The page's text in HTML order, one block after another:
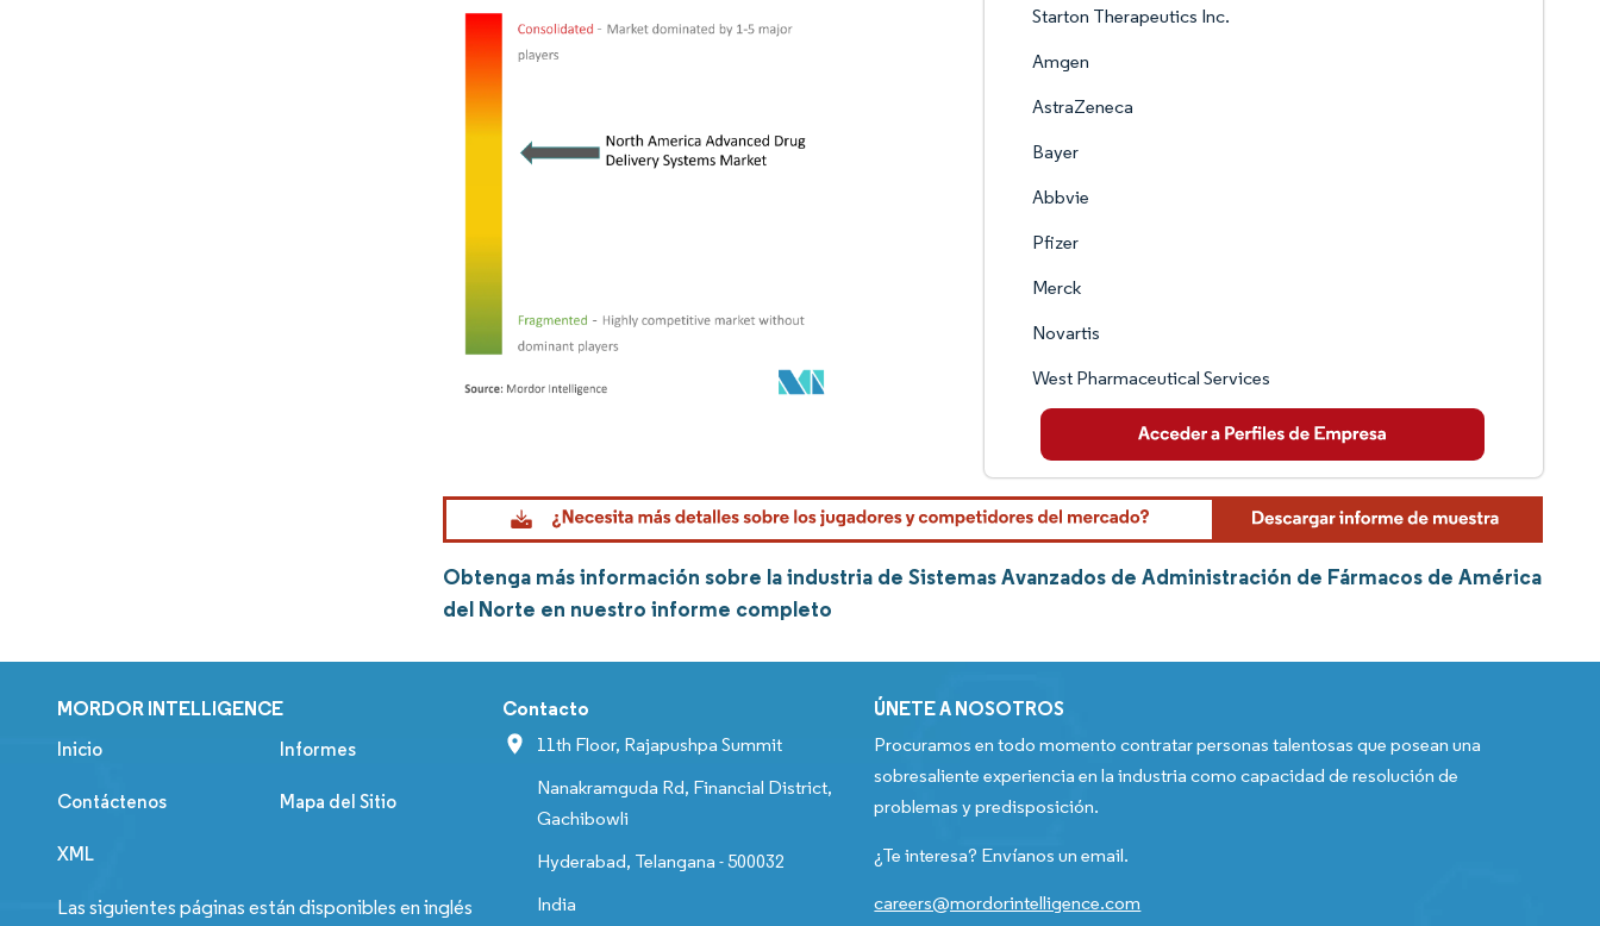
Starton Therapeutics Inc.
Amgen
AstraZeneca
Bayer
Abbvie
Pfizer
Merck
Novartis
West Pharmaceutical Services
Obtenga más información sobre la industria de Sistemas Avanzados de Administración de Fármacos de América
del Norte en nuestro informe completo
MORDOR INTELLIGENCE
Inicio Informes
Contáctenos Mapa del Sitio
XML
Las siguientes páginas están disponibles en inglés
Contacto
11th Floor, Rajapushpa Summit
Nanakramguda Rd, Financial District,
Gachibowli
Hyderabad, Telangana - 500032
India
ÚNETE A NOSOTROS
Procuramos en todo momento contratar personas talentosas que posean una
sobresaliente experiencia en la industria como capacidad de resolución de
problemas y predisposición.
¿Te interesa? Envíanos un email.
careers@mordorintelligence.com